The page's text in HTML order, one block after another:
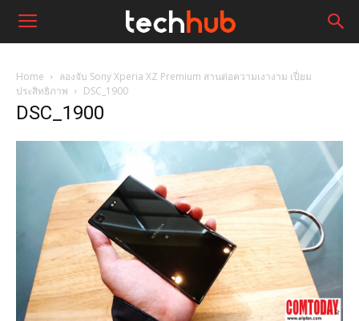
Home
ลองจับ Sony Xperia XZ Premium สานต่อความเงางาม เปี่ยม
ประสิทธิภาพ
DSC_1900
DSC_1900